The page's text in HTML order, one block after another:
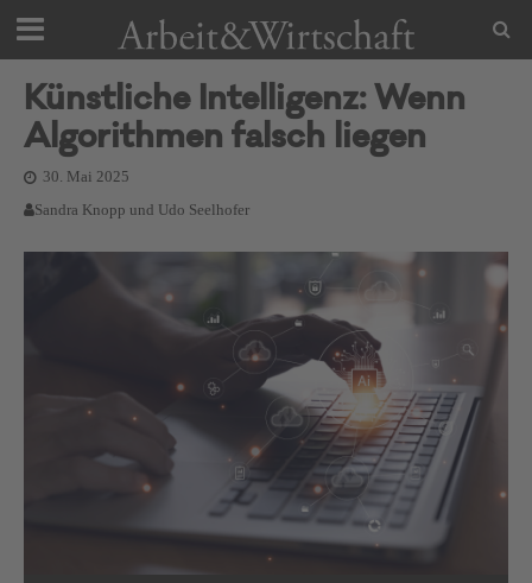
Künstliche Intelligenz: Wenn
Algorithmen falsch liegen
30. Mai 2025
Sandra Knopp und Udo Seelhofer